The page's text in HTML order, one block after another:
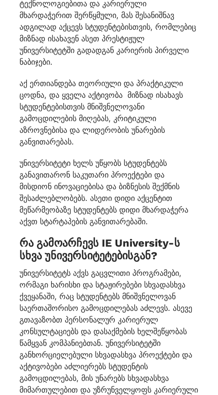
ტექნოლოგიებითა და კარიერული
მხარდაჭერით შერწყმული, მას შესანიშნავ
ადგილად აქცევს სტუდენტებისთვის, რომლებიც
მიზნად ისახავენ ასეთ პრესტიჟულ
უნივერსიტეტში გადადგან კარიერის პირველი
ნაბიჯები.
აქ ერთიანდება თეორიული და პრაქტიკული
ცოდნა, და ყველა აქტივობა მიზნად ისახავს
სტუდენტებისთვის მნიშვნელოვანი
გამოცდილების მიღებას, კრიტიკული
აზროვნებისა და ლიდერობის უნარების
განვითარებას.
უნივერსიტეტი ხელს უწყობს სტუდენტებს
განავითარონ საკუთარი პროექტები და
მისდიონ ინოვაციებისა და ბიზნესის შექმნის
შესაძლებლობებს. ასეთი დიდი აქცენტით
მეწარმეობაზე სტუდენტებს დიდი მხარდაჭერა
აქვთ სტარტაპების განვითარებაში.
რა გამოარჩევს IE University-ს
სხვა უნივერსიტეტებისგან?
უნივერსიტეტს აქვს გაცვლითი პროგრამები,
ორმაგი ხარისხი და სტაჟირებები სხვადასხვა
ქვეყანაში, რაც სტუდენტებს მნიშვნელოვან
საერთაშორისო გამოცდილებას აძლევს. ასევე
გთავაზობთ პერსონალურ კარიერულ
კონსულტაციებს და დასაქმების ხელშეწყობას
წამყვან კომპანიებთან. უნივერსიტეტში
განხორციელებული სხვადასხვა პროექტები და
აქტივობები აძლიერებს სტუდენტის
გამოცდილებას, მის უნარებს სხვადასხვა
მიმართულებით და უზრუნველყოფს კარიერული